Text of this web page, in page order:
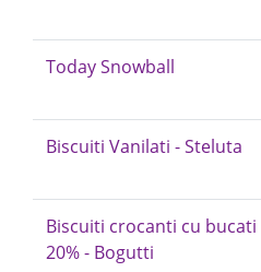
Today Snowball
Biscuiti Vanilati - Steluta
Biscuiti crocanti cu
20% - Bogutti